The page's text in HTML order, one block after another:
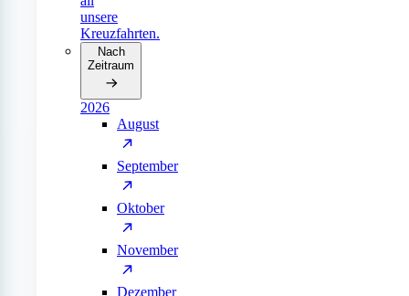
unsere
Kreuzfahrten.
Nach
Zeitraum
2026
August
September
Oktober
November
Dezember